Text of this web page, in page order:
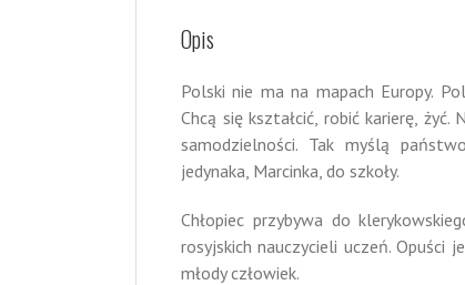
Opis
Polski nie ma na mapach Europy.
Chcą się kształcić, robić karierę,
samodzielności. Tak myślą
jedynaka, Marcinka, do szkoły.
Chłopiec przybywa do
rosyjskich nauczycieli uczeń. Opuści
młody człowiek.